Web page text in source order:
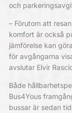
och
– Förutom att
komfort är också
jämförelse kan
för avgångarna
avslutar Elvir
Både
Bus4Yous
bussar är sedan